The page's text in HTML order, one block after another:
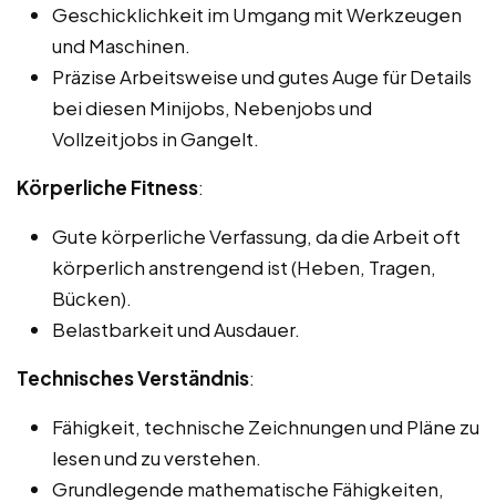
Geschicklichkeit im Umgang mit Werkzeugen
und Maschinen.
Präzise Arbeitsweise und gutes Auge für Details
bei diesen Minijobs, Nebenjobs und
Vollzeitjobs in Gangelt.
Körperliche Fitness:
Gute körperliche Verfassung, da die Arbeit oft
körperlich anstrengend ist (Heben, Tragen,
Bücken).
Belastbarkeit und Ausdauer.
Technisches Verständnis:
Fähigkeit, technische Zeichnungen und Pläne zu
lesen und zu verstehen.
Grundlegende mathematische Fähigkeiten,